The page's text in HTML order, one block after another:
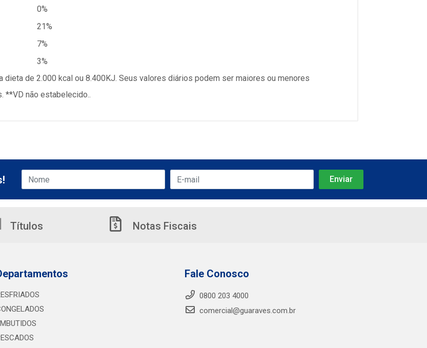
0%
21%
7%
3%
de 2.000 kcal ou 8.400KJ. Seus valores diários podem ser maiores ou menores
não estabelecido..
Títulos Notas Fiscais
Fale Conosco
0800 203 4000
comercial@guaraves.com.br